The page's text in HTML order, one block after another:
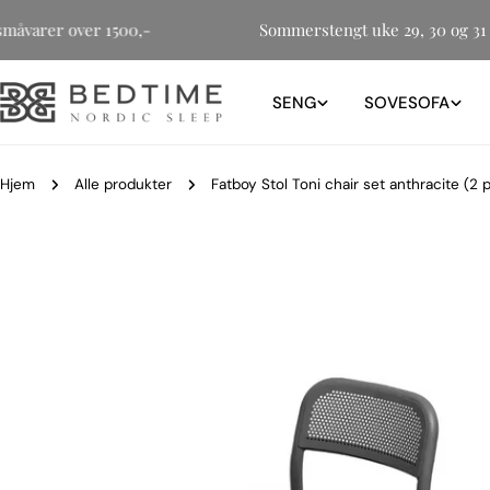
til
innholdet
småvarer over 1500,- Sommerstengt uke 29, 30
SENG SOVESOFA
Hjem Alle produkter Fatboy Stol Toni chair set anthracite (2